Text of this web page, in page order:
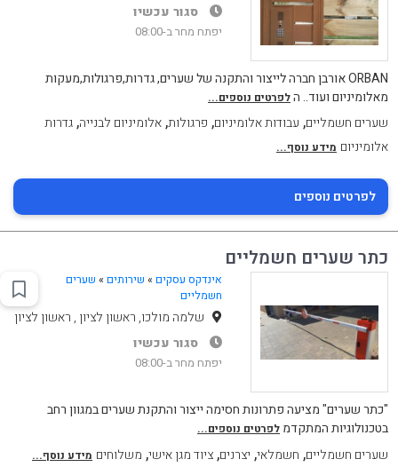
סגור עכשיו
יפתח מחר ב-08:00
ORBAN אורבן חברה לייצור והתקנה של שערים, גדרות,פרגולות,מעקות
מאלומיניום ועוד.. הלפרטים נוספים...
שערים חשמליים, עבודות אלומיניום, פרגולות,אלומיניום לבנייה,גדרות
אלומיניום מידע נוסף...
לפרטים נוספים
כתר שערים חשמליים
אינדקס עסקים » שירותים» שערים
חשמליים
שלמה מולכו, ראשון לציון , ראשון לציון
סגור עכשיו
יפתח מחר ב-08:00
"כתר שערים" מציעה פתרונות חסימה ייצור והתקנת שערים במגוון רחב
בטכנולוגיות המתקדמ לפרטים נוספים...
שערים חשמליים, חשמלאי, יצרנים,ציוד מגן אישי, משלוחים מידע נוסף...